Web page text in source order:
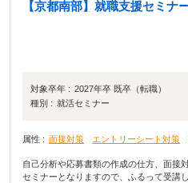
【京都南部】就職支援セミ
対象卒年 : 2027年卒 既卒（転職）
種別 : 就活セミナー
属性 : 面接対策 エントリーシート対策
自己分析や応募書類の作成の仕方、面接
セミナーとなりますので、ふるって受講